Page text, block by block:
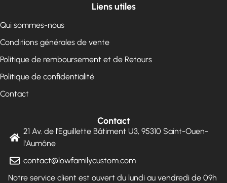
Liens utiles
Qui sommes-nous
Conditions générales de vente
Politique de remboursement et de Retours
Politique de confidentialité
Contact
Contact
21 Av. de l'Eguillette Bâtiment U3, 95310 Saint-Ouen-
l'Aumône
contact@lowfamilycustom.com
Notre service client est ouvert du lundi au vendredi de 09h